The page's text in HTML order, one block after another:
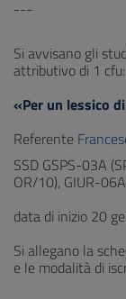
---
Si avvisano gli
attributivo di 1 cfu:
«Per un lessico
Referente
SSD GSPS-03A
OR/10), GIUR-
data di inizio 20
Si allegano la
e le modalità di